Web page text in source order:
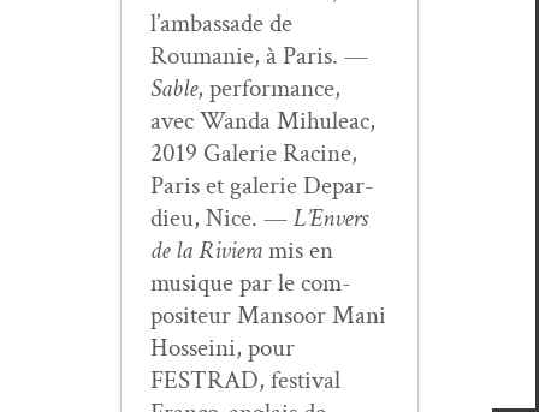
l’am­bas­sade de
Roumanie, à Paris. —
Sable, per­for­mance,
avec Wan­da Mihuleac,
2019 Galerie Racine,
Paris et galerie Depar­
dieu, Nice. —L’En­vers
de la Riv­ieramis en
musique par le com­
pos­i­teur Man­soor Mani
Hos­sei­ni, pour
FESTRAD, fes­ti­val